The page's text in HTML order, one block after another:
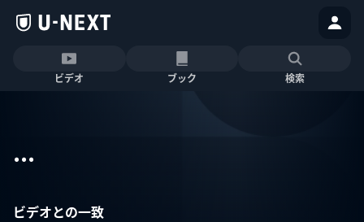
ビデオ ブック 検索
...
ビデオとの一致